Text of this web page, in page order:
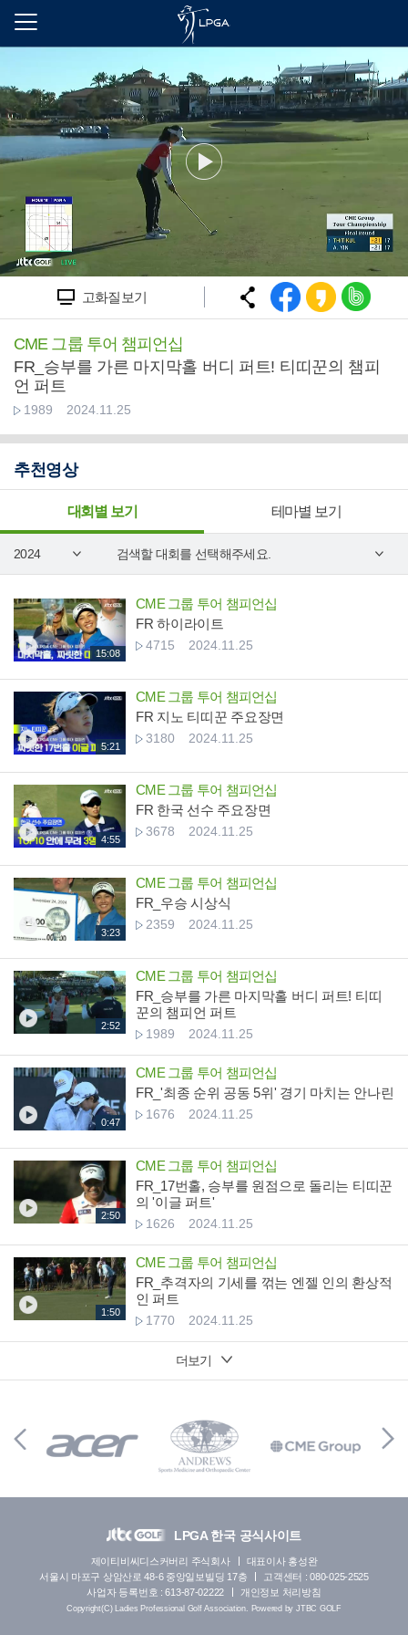
바
로
가
기
고화질보기
CME 그룹 투어 챔피언십
FR_승부를 가른 마지막홀 버디 퍼트! 티띠꾼의 챔피
언 퍼트
1989 2024.11.25
추천영상
대회별 보기 테마별 보기
15:08
CME 그룹 투어 챔피언십
FR 하이라이트
4715 2024.11.25
5:21
CME 그룹 투어 챔피언십
FR 지노 티띠꾼 주요장면
3180 2024.11.25
4:55
CME 그룹 투어 챔피언십
FR 한국 선수 주요장면
3678 2024.11.25
3:23
CME 그룹 투어 챔피언십
FR_우승 시상식
2359 2024.11.25
2:52
CME 그룹 투어 챔피언십
FR_승부를 가른 마지막홀 버디 퍼트! 티띠
꾼의 챔피언 퍼트
1989 2024.11.25
0:47
CME 그룹 투어 챔피언십
FR_'최종 순위 공동 5위' 경기 마치는 안나린
1676 2024.11.25
2:50
CME 그룹 투어 챔피언십
FR_17번홀, 승부를 원점으로 돌리는 티띠꾼
의 '이글 퍼트'
1626 2024.11.25
1:50
CME 그룹 투어 챔피언십
FR_추격자의 기세를 꺾는 엔젤 인의 환상적
인 퍼트
1770 2024.11.25
더보기
LPGA 한국 공식사이트
제이티비씨디스커버리 주식회사
대표이사 홍성완
서울시 마포구 상암산로 48-6 중앙일보빌딩 17층
고객센터 : 080-025-2525
사업자 등록번호 : 613-87-02222
개인정보 처리방침
Copyright(C) Ladies Professional Golf Association. Powered by JTBC GOLF